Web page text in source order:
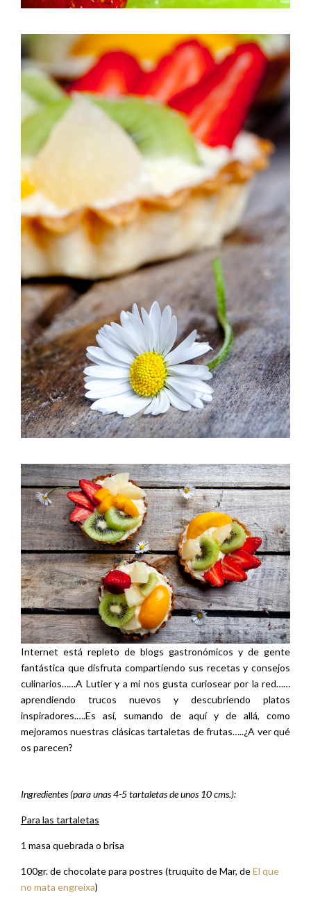
Internet está repleto de blogs gastronómicos y de gente
fantástica que disfruta compartiendo sus recetas y consejos
culinarios……A Lutier y a mi nos gusta curiosear por la red……
aprendiendo trucos nuevos y descubriendo platos
inspiradores.….Es así, sumando de aquí y de allá, como
mejoramos nuestras clásicas tartaletas de frutas…..¿A ver qué
os parecen?
Ingredientes (para unas 4-5 tartaletas de unos 10 cms.):
Para las tartaletas
1 masa quebrada o brisa
100gr. de chocolate para postres (truquito de Mar, deEl que
no mata engreixa)